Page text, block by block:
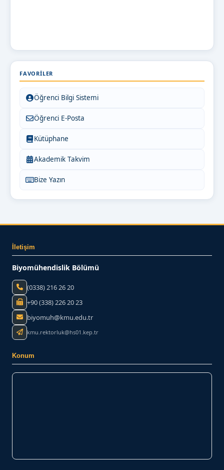
FAVORILER
Öğrenci Bilgi Sistemi
Öğrenci E-Posta
Kütüphane
Akademik Takvim
Bize Yazın
İletişim
Biyomühendislik Bölümü
(0338) 216 26 20
+90 (338) 226 20 23
biyomuh@kmu.edu.tr
kmu.rektorluk@hs01.kep.tr
Konum